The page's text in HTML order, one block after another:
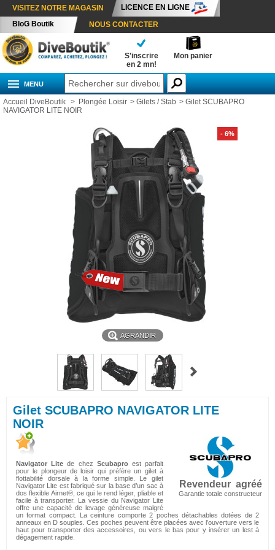
VISITEZ NOTRE MAGASIN
LICENCE EN LIGNE
BloG Boutik
NOUS CONTACTER
S'inscrire
en 2 mn!
Mon panier
MENU
Accueil DiveBoutik > Plongée Loisir > Gilets / Stab > Gilet SCUBAPRO
NAVIGATOR LITE NOIR
AGRANDIR
- 6%
Gilet SCUBAPRO NAVIGATOR LITE
NOIR
Revendeur agréé
Garantie totale constructeur
Navigator Lite de chez Scubaproest parfait
pour le plongeur de loisir qui préfère un gilet à
flottabilité dorsale à la forme simple. Le gilet
Navigator Lite est fabriqué sur la base d’un sac à
dos flexible Airnet®, ce qui le rend léger, pliable et
facile à transporter. La vessie du Navigator Lite
offre une capacité de levage généreuse malgré
un format compact. La ceinture comporte 2 poches détachables dotées de 2
anneaux en D souples. Ces poches peuvent être placées avec l’ouverture vers le
haut pour transporter des accessoires, ou vers le bas pour y insérer un lest à
dégagement rapide.